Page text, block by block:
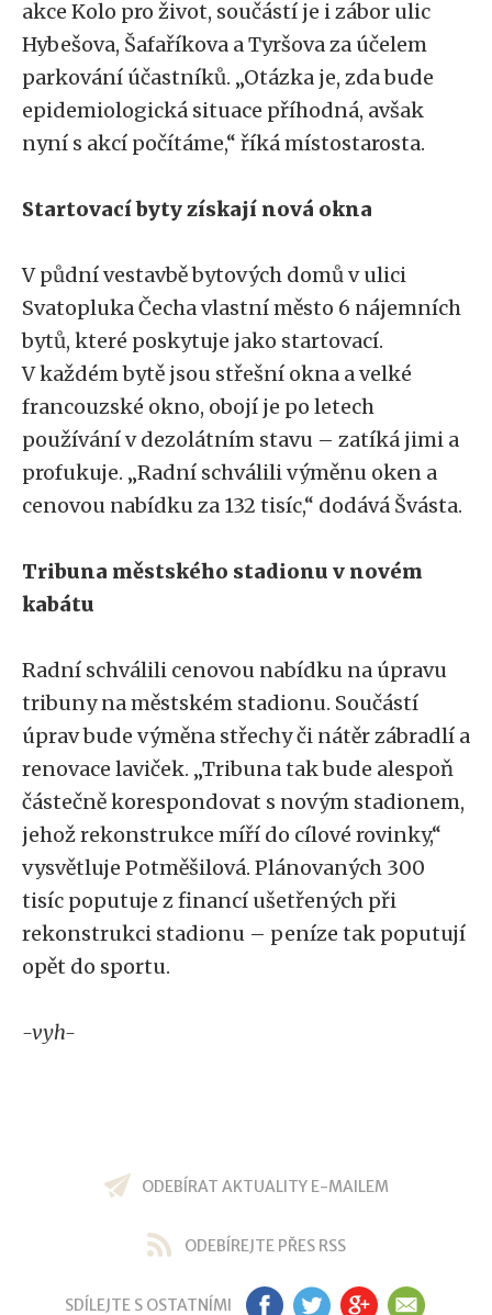
akce Kolo pro život, součástí je i zábor ulic
Hybešova, Šafaříkova a Tyršova za účelem
parkování účastníků. „Otázka je, zda bude
epidemiologická situace příhodná, avšak
nyní s akcí počítáme,“ říká místostarosta.
Startovací byty získají nová okna
V půdní vestavbě bytových domů v ulici
Svatopluka Čecha vlastní město 6 nájemních
bytů, které poskytuje jako startovací.
V každém bytě jsou střešní okna a velké
francouzské okno, obojí je po letech
používání v dezolátním stavu – zatíká jimi a
profukuje. „Radní schválili výměnu oken a
cenovou nabídku za 132 tisíc,“ dodává Švásta.
Tribuna městského stadionu v novém
kabátu
Radní schválili cenovou nabídku na úpravu
tribuny na městském stadionu. Součástí
úprav bude výměna střechy či nátěr zábradlí a
renovace laviček. „Tribuna tak bude alespoň
částečně korespondovat s novým stadionem,
jehož rekonstrukce míří do cílové rovinky,“
vysvětluje Potměšilová. Plánovaných 300
tisíc poputuje z financí ušetřených při
rekonstrukci stadionu – peníze tak poputují
opět do sportu.
-vyh-
ODEBÍRAT AKTUALITY E-MAILEM
ODEBÍREJTE PŘES RSS
SDÍLEJTE S OSTATNÍMI FB TW GP EM